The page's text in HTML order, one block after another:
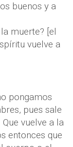
buenos y a
muerte? [el
vuelve a
pongamos
pues sale
vuelve a la
entonces que